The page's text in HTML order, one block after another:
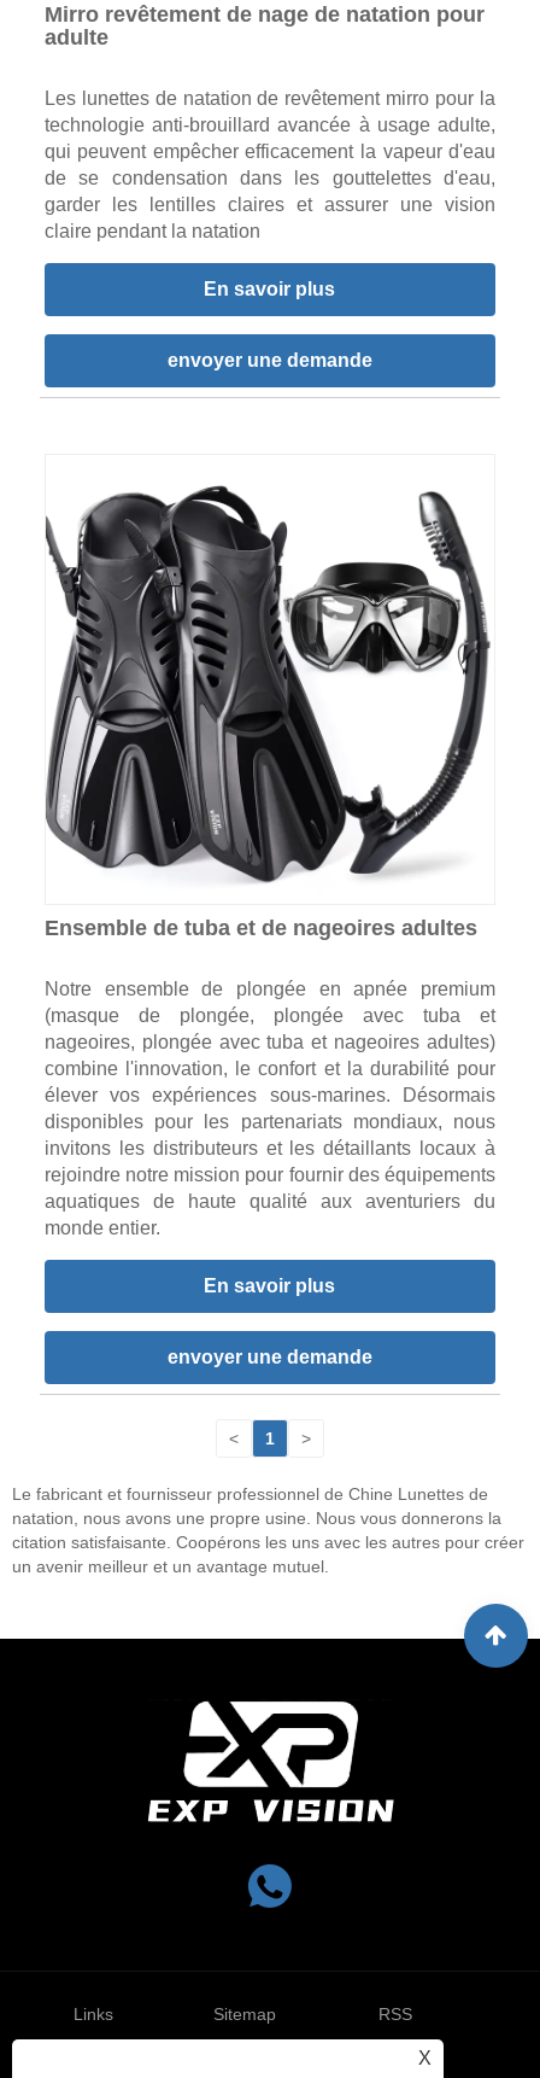
Mirro revêtement de nage de natation pour
adulte
Les lunettes de natation de revêtement mirro pour la
technologie anti-brouillard avancée à usage adulte,
qui peuvent empêcher efficacement la vapeur d'eau
de se condensation dans les gouttelettes d'eau,
garder les lentilles claires et assurer une vision
claire pendant la natation
En savoir plus
envoyer une demande
Ensemble de tuba et de nageoires adultes
Notre ensemble de plongée en apnée premium
(masque de plongée, plongée avec tuba et
nageoires, plongée avec tuba et nageoires adultes)
combine l'innovation, le confort et la durabilité pour
élever vos expériences sous-marines. Désormais
disponibles pour les partenariats mondiaux, nous
invitons les distributeurs et les détaillants locaux à
rejoindre notre mission pour fournir des équipements
aquatiques de haute qualité aux aventuriers du
monde entier.
En savoir plus
envoyer une demande
< 1 >
Le fabricant et fournisseur professionnel de Chine Lunettes de
natation, nous avons une propre usine. Nous vous donnerons la
citation satisfaisante. Coopérons les uns avec les autres pour créer
un avenir meilleur et un avantage mutuel.
X
Links Sitemap RSS